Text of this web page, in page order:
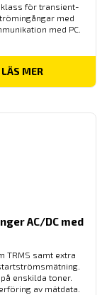
för transient-
med
med PC.
LÄS MER
AC/DC med
TRMS samt extra
enskilda toner.
av mätdata.